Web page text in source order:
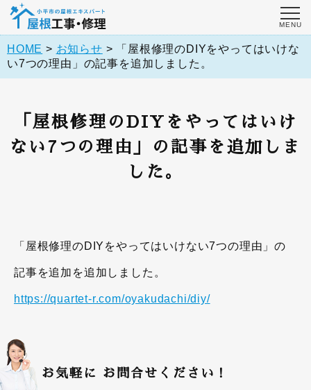
HOME > お知らせ >
「屋根修理のDIYをやってはいけな
い7つの理由」の記事を追加しました。
「屋根修理のDIYをやってはいけ
ない7つの理由」の記事を追加しま
した。
「屋根修理のDIYをやってはいけない7つの理由」の
記事を追加を追加しました。
https://quartet-r.com/oyakudachi/diy/
お気軽に お問合せください！